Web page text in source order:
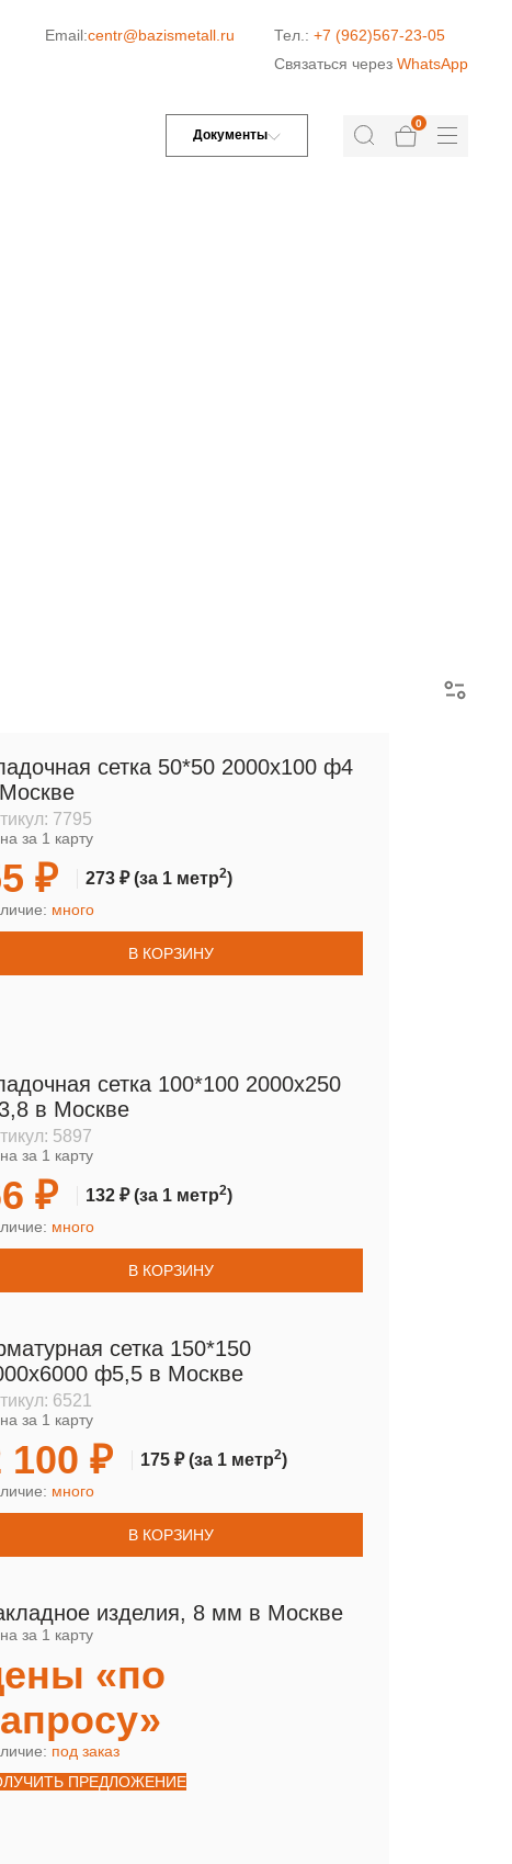
Email:centr@bazismetall.ru Тел.: +7 (962)567-23-05
Связаться через WhatsApp
Документы
0
сетка 50*50 2000х100 ф4
7795
за 1 карту
₽ 273 ₽(за 1 метр2)
много
В КОРЗИНУ
сетка 100*100 2000х250
в Москве
5897
за 1 карту
₽ 132 ₽(за 1 метр2)
много
В КОРЗИНУ
сетка 150*150
ф5,5 в Москве
6521
за 1 карту
100 ₽ 175 ₽(за 1 метр2)
много
В КОРЗИНУ
изделия, 8 мм в Москве
за 1 карту
«по
под заказ
ПРЕДЛОЖЕНИЕ